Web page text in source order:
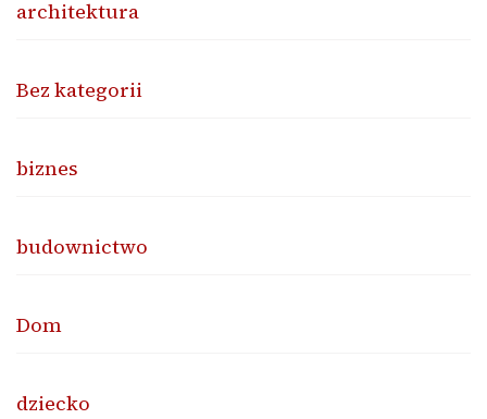
architektura
Bez kategorii
biznes
budownictwo
Dom
dziecko